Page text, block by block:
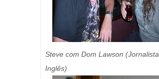
Steve com Dom Lawson (Jornalista
Inglês)